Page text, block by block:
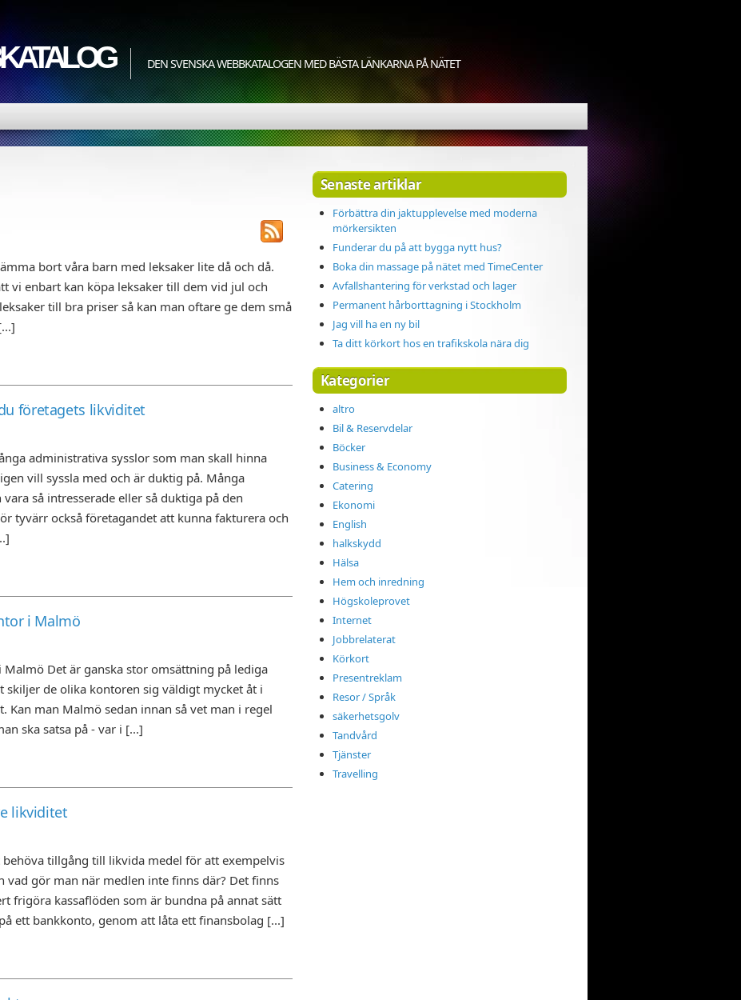
DEN SVENSKA WEBBKATALOGEN MED BÄSTA LÄNKARNA PÅ NÄTET
bort våra barn med leksaker lite då och då.
vi enbart kan köpa leksaker till dem vid jul och
till bra priser så kan man oftare ge dem små
företagets likviditet
administrativa sysslor som man skall hinna
vill syssla med och är duktig på. Många
så intresserade eller så duktiga på den
tyvärr också företagandet att kunna fakturera och
i Malmö
Det är ganska stor omsättning på lediga
de olika kontoren sig väldigt mycket åt i
Kan man Malmö sedan innan så vet man i regel
ska satsa på - var i [...]
likviditet
tillgång till likvida medel för att exempelvis
vad gör man när medlen inte finns där? Det finns
frigöra kassaflöden som är bundna på annat sätt
ett bankkonto, genom att låta ett finansbolag [...]
Senaste artiklar
Förbättra din jaktupplevelse med moderna
mörkersikten
Funderar du på att bygga nytt hus?
Boka din massage på nätet med TimeCenter
Avfallshantering för verkstad och lager
Permanent hårborttagning i Stockholm
Jag vill ha en ny bil
Ta ditt körkort hos en trafikskola nära dig
Kategorier
altro
Bil & Reservdelar
Böcker
Business & Economy
Catering
Ekonomi
English
halkskydd
Hälsa
Hem och inredning
Högskoleprovet
Internet
Jobbrelaterat
Körkort
Presentreklam
Resor / Språk
säkerhetsgolv
Tandvård
Tjänster
Travelling